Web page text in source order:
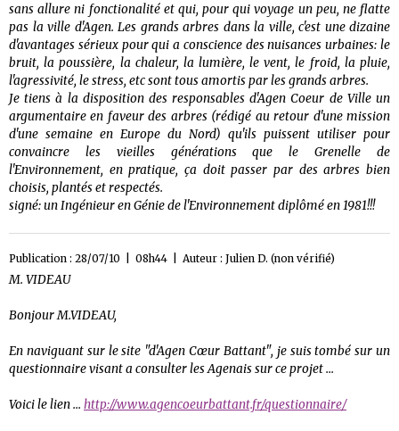
sans allure ni fonctionalité et qui, pour qui voyage un peu, ne flatte
pas la ville d'Agen. Les grands arbres dans la ville, c'est une dizaine
d'avantages sérieux pour qui a conscience des nuisances urbaines: le
bruit, la poussière, la chaleur, la lumière, le vent, le froid, la pluie,
l'agressivité, le stress, etc sont tous amortis par les grands arbres.
Je tiens à la disposition des responsables d'Agen Coeur de Ville un
argumentaire en faveur des arbres (rédigé au retour d'une mission
d'une semaine en Europe du Nord) qu'ils puissent utiliser pour
convaincre les vieilles générations que le Grenelle de
l'Environnement, en pratique, ça doit passer par des arbres bien
choisis, plantés et respectés.
signé: un Ingénieur en Génie de l'Environnement diplômé en 1981!!!
Publication : 28/07/10 | 08h44 | Auteur : Julien D. (non vérifié)
M. VIDEAU
Bonjour M.VIDEAU,
En naviguant sur le site "d'Agen Cœur Battant", je suis tombé sur un
questionnaire visant a consulter les Agenais sur ce projet ...
Voici le lien ... http://www.agencoeurbattant.fr/questionnaire/